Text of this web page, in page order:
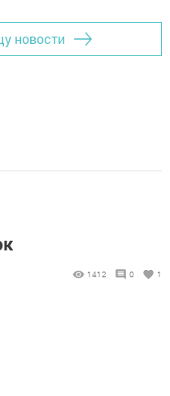
новости
1412 0 1